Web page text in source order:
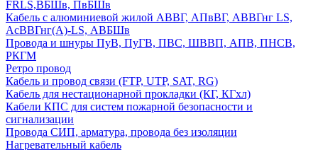
FRLS,ВБШв, ПвБШв
Кабель с алюминиевой жилой АВВГ, АПвВГ, АВВГнг LS,
АсВВГнг(А)-LS, АВБШв
Провода и шнуры ПуВ, ПуГВ, ПВС, ШВВП, АПВ, ПНСВ,
РКГМ
Ретро провод
Кабель и провод связи (FTP, UTP, SAT, RG)
Кабель для нестационарной прокладки (КГ, КГхл)
Кабели КПС для систем пожарной безопасности и
сигнализации
Провода СИП, арматура, провода без изоляции
Нагревательный кабель